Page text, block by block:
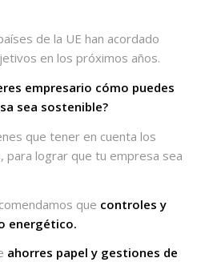
de la UE han acordado
en los próximos años.
empresario cómo puedes
sea sostenible?
que tener en cuenta los
para lograr que tu empresa sea
que controles y
energético.
ahorres papel y gestiones de